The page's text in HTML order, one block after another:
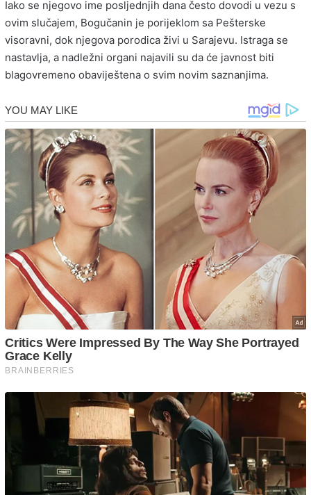
Iako se njegovo ime posljednjih dana često dovodi u vezu s
ovim slučajem, Bogučanin je porijeklom sa Pešterske
visoravni, dok njegova porodica živi u Sarajevu. Istraga se
nastavlja, a nadležni organi najavili su da će javnost biti
blagovremeno obaviještena o svim novim saznanjima.